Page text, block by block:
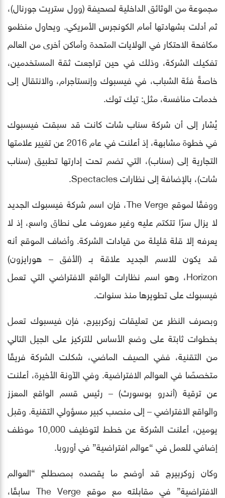
مجموعة من الوثائق الداخلية لصحيفة (وول ستريت جورنال)،
ثم أدلت بشهادتها أمام الكونجرس الأمريكي. ويحاول منظمو
مكافحة الاحتكار في الولايات المتحدة وأماكن أخرى من العالم
تفكيك الشركة، وذلك في حين تراجعت ثقة المستخدمين،
خاصةً فئة الشباب، في فيسبوك وإنستاجرام، والانتقال إلى
خدمات منافسة، مثل: تيك توك.
يُشار إلى أن شركة سناب شات كانت قد سبقت فيسبوك
في خطوة مشابهة، إذ أعلنت في عام 2016 عن تغيير علامتها
التجارية إلى (سناب)، التي تضم تحت إدارتها تطبيق (سناب
شات)، بالإضافة إلى نظارات Spectacles.
ووفقًا لموقع The Verge، فإن اسم شركة فيسبوك الجديد
لا يزال سرًا تتكتم عليه وغير معروف على نطاق واسع، إذ لا
يعرفه إلا قلة قليلة من قيادات الشركة. وأضاف الموقع أنه
قد يكون للاسم الجديد علاقة بـ (الأفق – هورايزون)
Horizon، وهو اسم نظارات الواقع الافتراضي التي تعمل
فيسبوك على تطويرها منذ سنوات.
وبصرف النظر عن تعليقات زوكربيرج، فإن فيسبوك تعمل
بخطوات ثابتة على وضع الأساس للتركيز على الجيل التالي
من التقنية، ففي الصيف الماضي، شكلت الشركة فريقًا
متخصصًا في العوالم الافتراضية. وفي الآونة الأخيرة، أعلنت
عن ترقية (أندرو بوسورث) – رئيس قسم الواقع المعزز
والواقع الافتراضي – إلى منصب كبير مسؤولي التقنية. وقبل
يومين، أعلنت الشركة عن خطط لتوظيف 10,000 موظف
إضافي للعمل في “عوالم افتراضية” في أوروبا.
وكان زوكربيرج قد أوضح ما يقصده بمصطلح “العوالم
الافتراضية” في مقابلته مع موقع The Verge سابقًا،